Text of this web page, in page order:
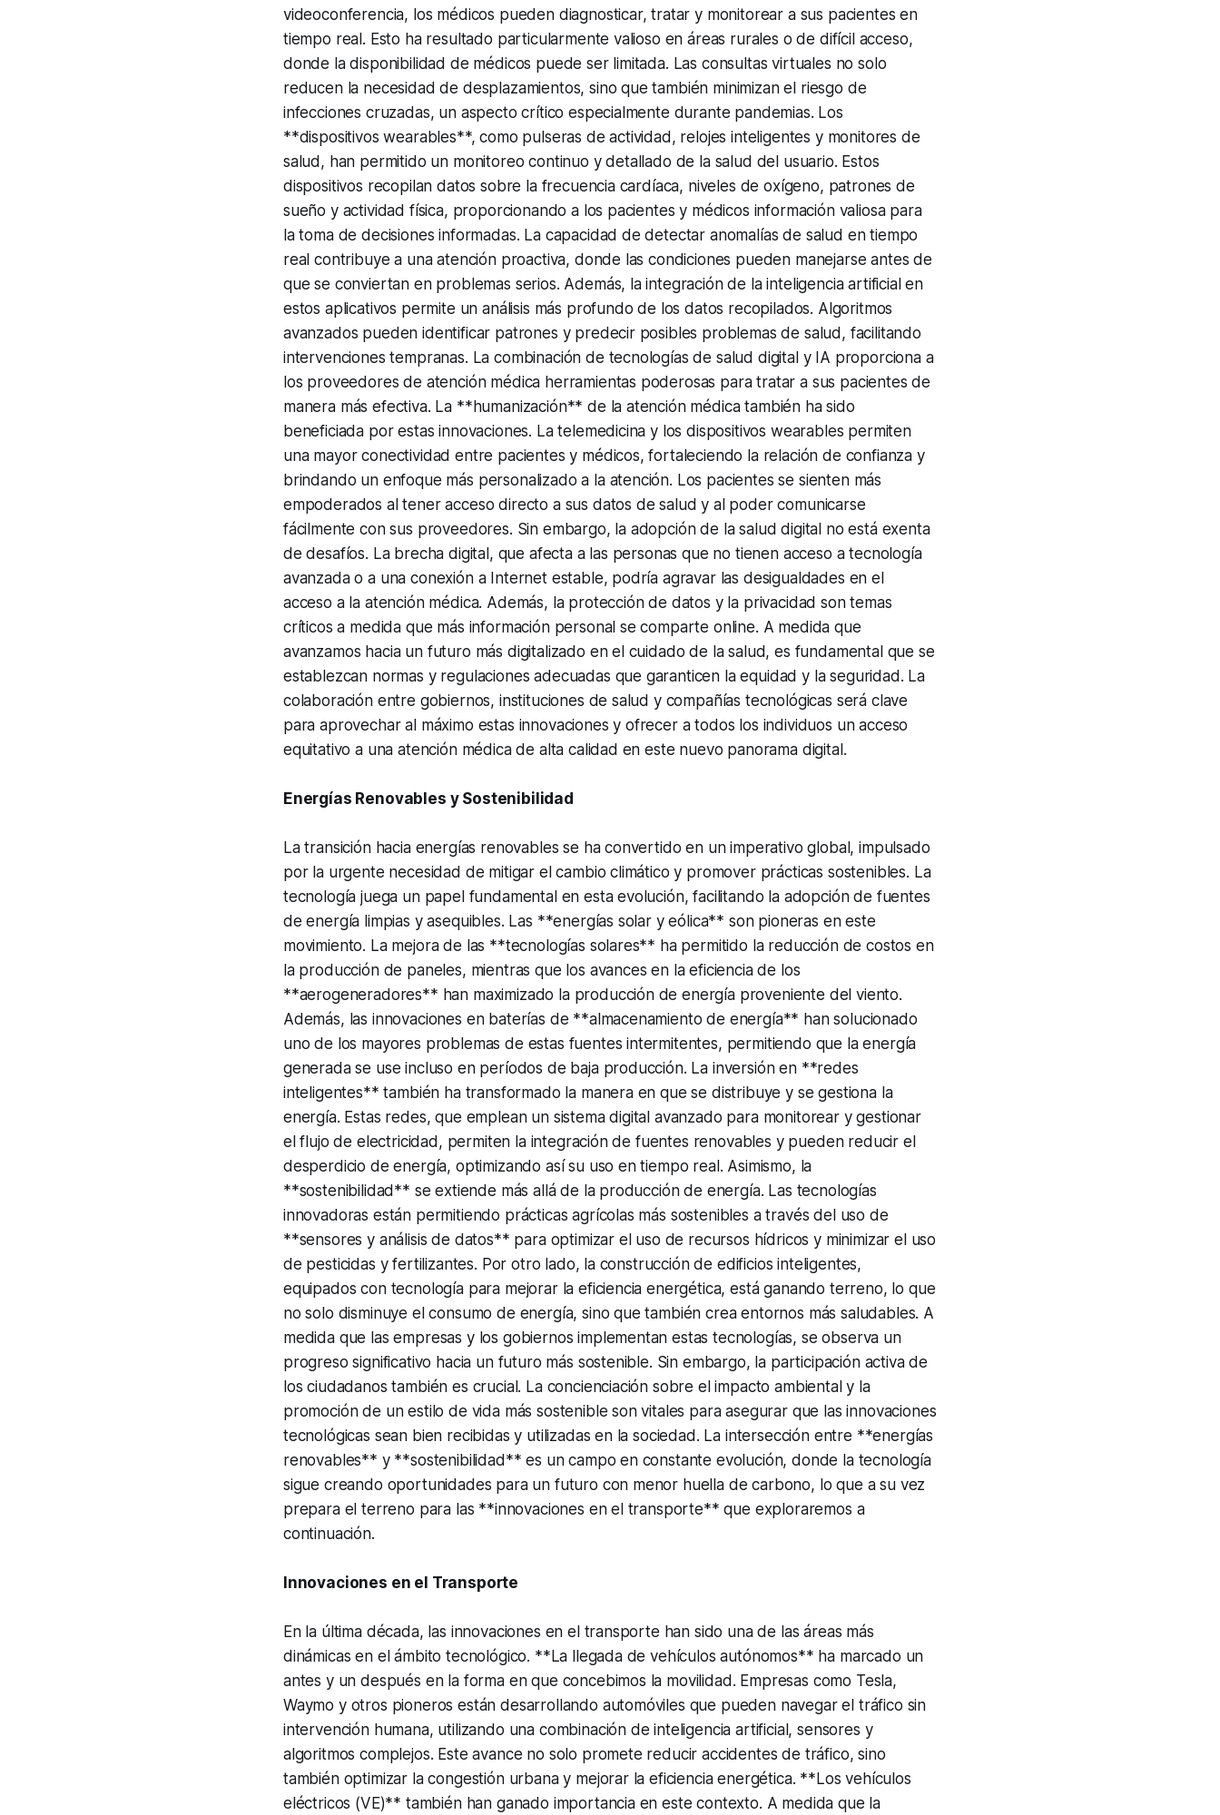
videoconferencia, los médicos pueden diagnosticar, tratar y monitorear a sus pacientes en
tiempo real. Esto ha resultado particularmente valioso en áreas rurales o de difícil acceso,
donde la disponibilidad de médicos puede ser limitada. Las consultas virtuales no solo
reducen la necesidad de desplazamientos, sino que también minimizan el riesgo de
infecciones cruzadas, un aspecto crítico especialmente durante pandemias. Los
**dispositivos wearables**, como pulseras de actividad, relojes inteligentes y monitores de
salud, han permitido un monitoreo continuo y detallado de la salud del usuario. Estos
dispositivos recopilan datos sobre la frecuencia cardíaca, niveles de oxígeno, patrones de
sueño y actividad física, proporcionando a los pacientes y médicos información valiosa para
la toma de decisiones informadas. La capacidad de detectar anomalías de salud en tiempo
real contribuye a una atención proactiva, donde las condiciones pueden manejarse antes de
que se conviertan en problemas serios. Además, la integración de la inteligencia artificial en
estos aplicativos permite un análisis más profundo de los datos recopilados. Algoritmos
avanzados pueden identificar patrones y predecir posibles problemas de salud, facilitando
intervenciones tempranas. La combinación de tecnologías de salud digital y IA proporciona a
los proveedores de atención médica herramientas poderosas para tratar a sus pacientes de
manera más efectiva. La **humanización** de la atención médica también ha sido
beneficiada por estas innovaciones. La telemedicina y los dispositivos wearables permiten
una mayor conectividad entre pacientes y médicos, fortaleciendo la relación de confianza y
brindando un enfoque más personalizado a la atención. Los pacientes se sienten más
empoderados al tener acceso directo a sus datos de salud y al poder comunicarse
fácilmente con sus proveedores. Sin embargo, la adopción de la salud digital no está exenta
de desafíos. La brecha digital, que afecta a las personas que no tienen acceso a tecnología
avanzada o a una conexión a Internet estable, podría agravar las desigualdades en el
acceso a la atención médica. Además, la protección de datos y la privacidad son temas
críticos a medida que más información personal se comparte online. A medida que
avanzamos hacia un futuro más digitalizado en el cuidado de la salud, es fundamental que se
establezcan normas y regulaciones adecuadas que garanticen la equidad y la seguridad. La
colaboración entre gobiernos, instituciones de salud y compañías tecnológicas será clave
para aprovechar al máximo estas innovaciones y ofrecer a todos los individuos un acceso
equitativo a una atención médica de alta calidad en este nuevo panorama digital.
Energías Renovables y Sostenibilidad
La transición hacia energías renovables se ha convertido en un imperativo global, impulsado
por la urgente necesidad de mitigar el cambio climático y promover prácticas sostenibles. La
tecnología juega un papel fundamental en esta evolución, facilitando la adopción de fuentes
de energía limpias y asequibles. Las **energías solar y eólica** son pioneras en este
movimiento. La mejora de las **tecnologías solares** ha permitido la reducción de costos en
la producción de paneles, mientras que los avances en la eficiencia de los
**aerogeneradores** han maximizado la producción de energía proveniente del viento.
Además, las innovaciones en baterías de **almacenamiento de energía** han solucionado
uno de los mayores problemas de estas fuentes intermitentes, permitiendo que la energía
generada se use incluso en períodos de baja producción. La inversión en **redes
inteligentes** también ha transformado la manera en que se distribuye y se gestiona la
energía. Estas redes, que emplean un sistema digital avanzado para monitorear y gestionar
el flujo de electricidad, permiten la integración de fuentes renovables y pueden reducir el
desperdicio de energía, optimizando así su uso en tiempo real. Asimismo, la
**sostenibilidad** se extiende más allá de la producción de energía. Las tecnologías
innovadoras están permitiendo prácticas agrícolas más sostenibles a través del uso de
**sensores y análisis de datos** para optimizar el uso de recursos hídricos y minimizar el uso
de pesticidas y fertilizantes. Por otro lado, la construcción de edificios inteligentes,
equipados con tecnología para mejorar la eficiencia energética, está ganando terreno, lo que
no solo disminuye el consumo de energía, sino que también crea entornos más saludables. A
medida que las empresas y los gobiernos implementan estas tecnologías, se observa un
progreso significativo hacia un futuro más sostenible. Sin embargo, la participación activa de
los ciudadanos también es crucial. La concienciación sobre el impacto ambiental y la
promoción de un estilo de vida más sostenible son vitales para asegurar que las innovaciones
tecnológicas sean bien recibidas y utilizadas en la sociedad. La intersección entre **energías
renovables** y **sostenibilidad** es un campo en constante evolución, donde la tecnología
sigue creando oportunidades para un futuro con menor huella de carbono, lo que a su vez
prepara el terreno para las **innovaciones en el transporte** que exploraremos a
continuación.
Innovaciones en el Transporte
En la última década, las innovaciones en el transporte han sido una de las áreas más
dinámicas en el ámbito tecnológico. **La llegada de vehículos autónomos** ha marcado un
antes y un después en la forma en que concebimos la movilidad. Empresas como Tesla,
Waymo y otros pioneros están desarrollando automóviles que pueden navegar el tráfico sin
intervención humana, utilizando una combinación de inteligencia artificial, sensores y
algoritmos complejos. Este avance no solo promete reducir accidentes de tráfico, sino
también optimizar la congestión urbana y mejorar la eficiencia energética. **Los vehículos
eléctricos (VE)** también han ganado importancia en este contexto. A medida que la